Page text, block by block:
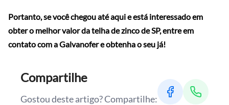
Portanto, se você chegou até aqui e está interessado em
obter o melhor valor da telha de zinco de SP, entre em
contato com a Galvanofer e obtenha o seu já!
Compartilhe
Gostou deste artigo? Compartilhe: